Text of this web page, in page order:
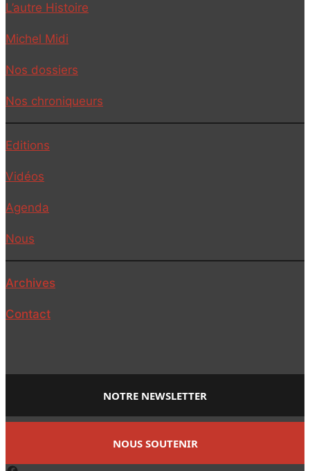
L’autre Histoire
Michel Midi
Nos dossiers
Nos chroniqueurs
Editions
Vidéos
Agenda
Nous
Archives
Contact
NOTRE NEWSLETTER
NOUS SOUTENIR